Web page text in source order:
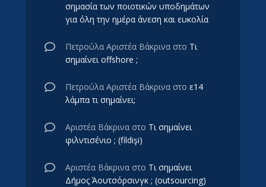
σημασία των ποιοτικών υποδημάτων
για όλη την ημέρα άνεση και ευκολία
Πετρούλα Αριστέα Βάκρινα στο Τι
σημαίνει offshore ;
Πετρούλα Αριστέα Βάκρινα στο ε14
λάμπα τι σημαίνει;
Αριστέα Βάκρινα στο Τι σημαίνει
φιλντισένιο ; (fildişi)
Αριστέα Βάκρινα στο Τι σημαίνει
Δήμος Άουτσόρσινγκ ; (outsourcing)